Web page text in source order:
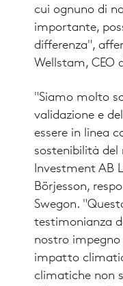
cui ognuno di
importante,
differenza",
Wellstam, CEO
"Siamo molto
validazione e
essere in linea
sostenibilità del
Investment AB
Börjesson,
Swegon.
testimonianza
nostro
impatto
climatiche non